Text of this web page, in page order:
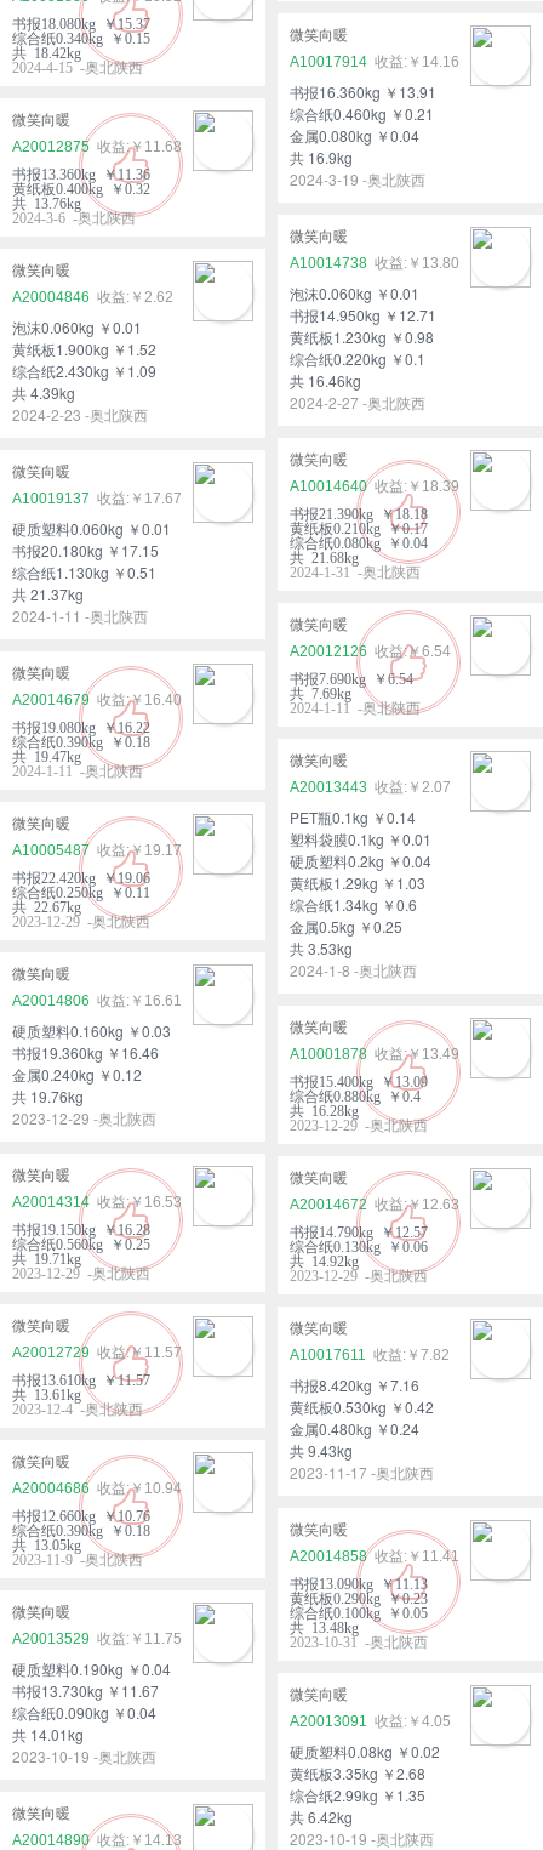
书报18.080kg ￥15.37
综合纸0.340kg ￥0.15
共 18.42kg
2024-4-15 -奥北陕西
微笑向暖
A10017914
￥14.16
书报16.360kg ￥13.91
综合纸0.460kg ￥0.21
金属0.080kg ￥0.04
共 16.9kg
2024-3-19 -奥北陕西
微笑向暖
A20012875
￥11.68
书报13.360kg ￥11.36
黄纸板0.400kg ￥0.32
共 13.76kg
2024-3-6 -奥北陕西
微笑向暖
A10014738
￥13.80
泡沫0.060kg ￥0.01
书报14.950kg ￥12.71
黄纸板1.230kg ￥0.98
综合纸0.220kg ￥0.1
共 16.46kg
2024-2-27 -奥北陕西
微笑向暖
A20004846
￥2.62
泡沫0.060kg ￥0.01
黄纸板1.900kg ￥1.52
综合纸2.430kg ￥1.09
共 4.39kg
2024-2-23 -奥北陕西
微笑向暖
A10014640
￥18.39
书报21.390kg ￥18.18
黄纸板0.210kg ￥0.17
综合纸0.080kg ￥0.04
共 21.68kg
2024-1-31 -奥北陕西
微笑向暖
A10019137
￥17.67
硬质塑料0.060kg ￥0.01
书报20.180kg ￥17.15
综合纸1.130kg ￥0.51
共 21.37kg
2024-1-11 -奥北陕西
微笑向暖
A20012126
￥6.54
书报7.690kg ￥6.54
共 7.69kg
2024-1-11 -奥北陕西
微笑向暖
A20014679
￥16.40
书报19.080kg ￥16.22
综合纸0.390kg ￥0.18
共 19.47kg
2024-1-11 -奥北陕西
微笑向暖
A20013443
￥2.07
PET瓶0.1kg ￥0.14
塑料袋膜0.1kg ￥0.01
硬质塑料0.2kg ￥0.04
黄纸板1.29kg ￥1.03
综合纸1.34kg ￥0.6
金属0.5kg ￥0.25
共 3.53kg
2024-1-8 -奥北陕西
微笑向暖
A10005487
￥19.17
书报22.420kg ￥19.06
综合纸0.250kg ￥0.11
共 22.67kg
2023-12-29 -奥北陕西
微笑向暖
A20014806
￥16.61
硬质塑料0.160kg ￥0.03
书报19.360kg ￥16.46
金属0.240kg ￥0.12
共 19.76kg
2023-12-29 -奥北陕西
微笑向暖
A10001878
￥13.49
书报15.400kg ￥13.09
综合纸0.880kg ￥0.4
共 16.28kg
2023-12-29 -奥北陕西
微笑向暖
A20014314
￥16.53
书报19.150kg ￥16.28
综合纸0.560kg ￥0.25
共 19.71kg
2023-12-29 -奥北陕西
微笑向暖
A20014672
￥12.63
书报14.790kg ￥12.57
综合纸0.130kg ￥0.06
共 14.92kg
2023-12-29 -奥北陕西
微笑向暖
A20012729
￥11.57
书报13.610kg ￥11.57
共 13.61kg
2023-12-4 -奥北陕西
微笑向暖
A10017611
￥7.82
书报8.420kg ￥7.16
黄纸板0.530kg ￥0.42
金属0.480kg ￥0.24
共 9.43kg
2023-11-17 -奥北陕西
微笑向暖
A20004686
￥10.94
书报12.660kg ￥10.76
综合纸0.390kg ￥0.18
共 13.05kg
2023-11-9 -奥北陕西
微笑向暖
A20014858
￥11.41
书报13.090kg ￥11.13
黄纸板0.290kg ￥0.23
综合纸0.100kg ￥0.05
共 13.48kg
2023-10-31 -奥北陕西
微笑向暖
A20013529
￥11.75
硬质塑料0.190kg ￥0.04
书报13.730kg ￥11.67
综合纸0.090kg ￥0.04
共 14.01kg
2023-10-19 -奥北陕西
微笑向暖
A20013091
￥4.05
硬质塑料0.08kg ￥0.02
黄纸板3.35kg ￥2.68
综合纸2.99kg ￥1.35
共 6.42kg
2023-10-19 -奥北陕西
微笑向暖
A20014890
￥14.13